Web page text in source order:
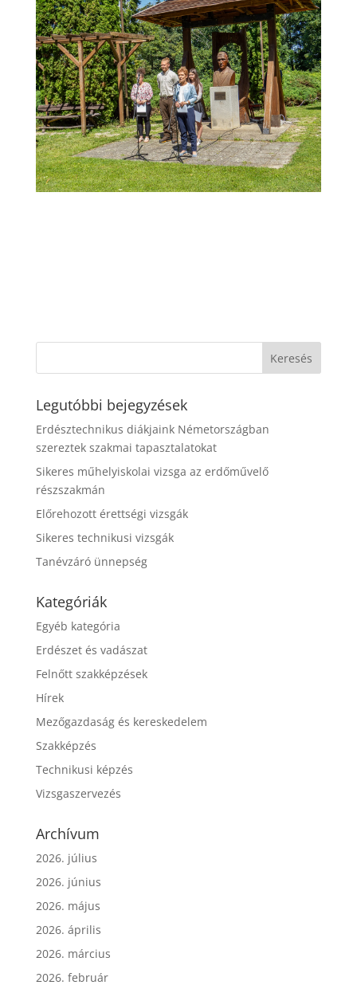
Legutóbbi bejegyzések
Erdésztechnikus diákjaink Németországban
szereztek szakmai tapasztalatokat
Sikeres műhelyiskolai vizsga az erdőművelő
részszakmán
Előrehozott érettségi vizsgák
Sikeres technikusi vizsgák
Tanévzáró ünnepség
Kategóriák
Egyéb kategória
Erdészet és vadászat
Felnőtt szakképzések
Hírek
Mezőgazdaság és kereskedelem
Szakképzés
Technikusi képzés
Vizsgaszervezés
Archívum
2026. július
2026. június
2026. május
2026. április
2026. március
2026. február